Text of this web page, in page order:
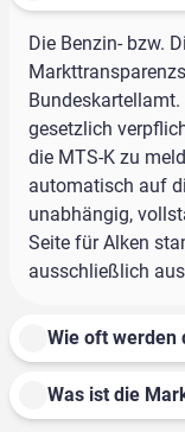
Die Benzin- bzw.
gesetzlich
die MTS-K zu
automatisch auf
unabhängig,
Seite für Alken
ausschließlich
Wie oft werden
Was ist die